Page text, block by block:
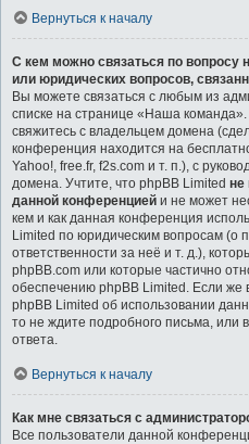
Вернуться к началу
С кем можно связаться по вопросу
или юридических вопросов,
Вы можете связаться с любым из
списке на странице «Наша
свяжитесь с владельцем домена
конференция находится на
Yahoo!, free.fr, f2s.com и т. п.), с
домена. Учтите, что phpBB Limited не
данной конференцией и не может
кем и как данная конференция
Limited по юридическим вопросам (о
ответственности за неё и т. д.),
phpBB.com или которые частично
обеспечению phpBB Limited. Если же
phpBB Limited об использовании
то не ждите подробного письма, или
ответа.
Вернуться к началу
Как мне связаться с
Все пользователи данной